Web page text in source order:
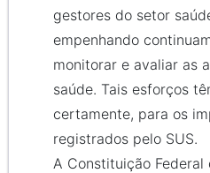
gestores do setor
empenhando
monitorar e avaliar as
saúde. Tais esforços
certamente, para os
registrados pelo SUS.
A Constituição